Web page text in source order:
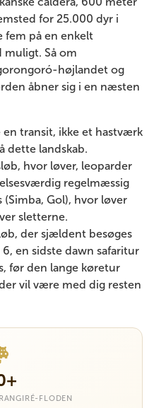
for 25.000 dyr i
fem på en enkelt
Så om
højlandet og
åbner sig i en næsten
en transit, ikke et hastværk
dette landskab.
hvor løver, leoparder
regelmæssig
Gol), hvor løver
sletterne.
der sjældent besøges
en sidste dawn safaritur
før den lange køretur
vil være med dig resten
FLODEN